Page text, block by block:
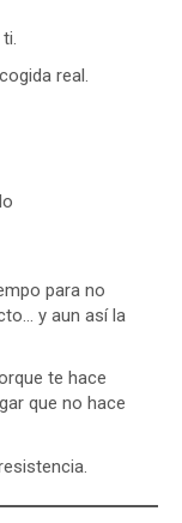
real.
para no
y aun así la
te hace
que no hace